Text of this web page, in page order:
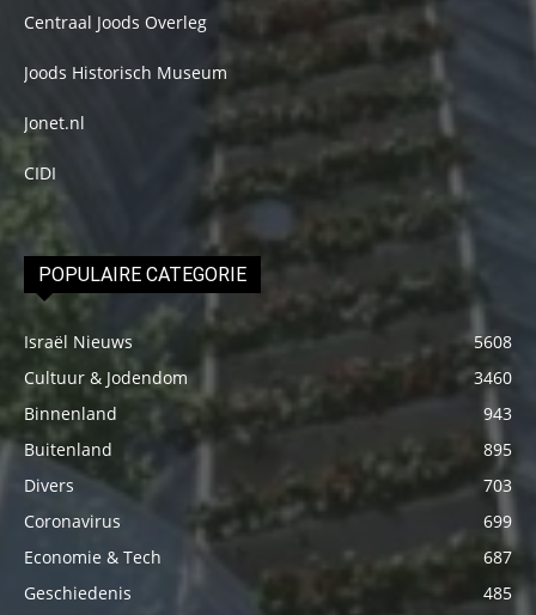
Centraal Joods Overleg
Joods Historisch Museum
Jonet.nl
CIDI
POPULAIRE CATEGORIE
Israël Nieuws
5608
Cultuur & Jodendom
3460
Binnenland
943
Buitenland
895
Divers
703
Coronavirus
699
Economie & Tech
687
Geschiedenis
485